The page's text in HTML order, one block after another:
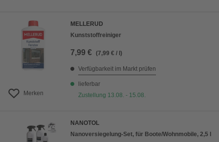
Merken
MELLERUD
Kunststoffreiniger
7,99 € (7,99 € / l)
Verfügbarkeit im Markt prüfen
lieferbar
Zustellung 13.08. - 15.08.
NANOTOL
Nanoversiegelung-Set, für Boote/Wohnmobile, 2,5 l